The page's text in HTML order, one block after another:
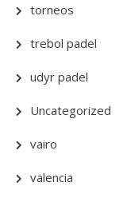
torneos
trebol padel
udyr padel
Uncategorized
vairo
valencia